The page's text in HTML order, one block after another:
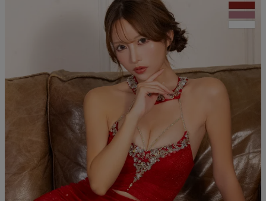
ANIER.
Andy
アウター
ランジェリー
水着